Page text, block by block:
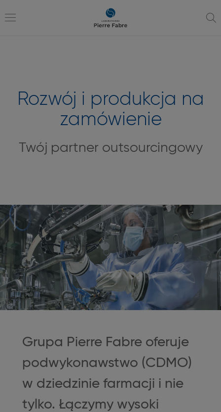
do
do
Rozwój i produkcja na
zamówienie
Twój partner outsourcingowy
Grupa Pierre Fabre oferuje
podwykonawstwo (CDMO)
w dziedzinie farmacji i nie
tylko. Łączymy wysoki